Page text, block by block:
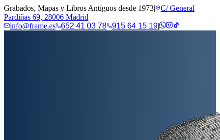
Grabados, Mapas y Libros Antiguos desde 1973|
C/ General
Pardiñas 69, 28006 Madrid
info@frame.es
652 41 03 78 915 64 15 19|